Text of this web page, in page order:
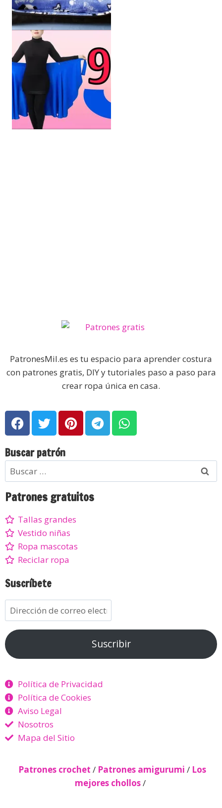
PatronesMil.es es tu espacio para aprender costura
con patrones gratis, DIY y tutoriales paso a paso para
crear ropa única en casa.
Buscar patrón
Patrones gratuitos
Tallas grandes
Vestido niñas
Ropa mascotas
Reciclar ropa
Suscríbete
Suscribir
Política de Privacidad
Política de Cookies
Aviso Legal
Nosotros
Mapa del Sitio
Patrones crochet / Patrones amigurumi / Los
mejores chollos/